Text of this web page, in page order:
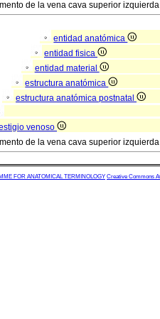
de la vena cava superior
entidad anatómica
entidad fisica
entidad material
estructura anatómica
estructura anatómica postnatal
venoso
de la vena cava superior
FOR ANATOMICAL TERMINOLOGY Creative Commons